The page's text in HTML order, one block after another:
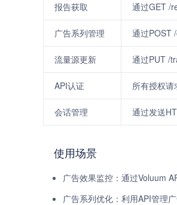
报告获取 通过GET /
广告系列管理 通过POST
流量源更新 通过PUT /
API认证 所有授权请
会话管理 通过发送
使用场景
广告效果监控：通过Voluum
广告系列优化：利用API管理